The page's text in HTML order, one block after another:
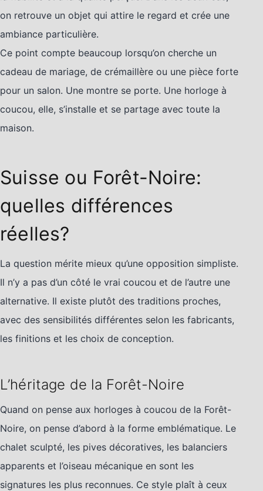
on retrouve un objet qui attire le regard et crée une
ambiance particulière.
Ce point compte beaucoup lorsqu’on cherche un
cadeau de mariage, de crémaillère ou une pièce forte
pour un salon. Une montre se porte. Une horloge à
coucou, elle, s’installe et se partage avec toute la
maison.
Suisse ou Forêt-Noire:
quelles différences
réelles?
La question mérite mieux qu’une opposition simpliste.
Il n’y a pas d’un côté le vrai coucou et de l’autre une
alternative. Il existe plutôt des traditions proches,
avec des sensibilités différentes selon les fabricants,
les finitions et les choix de conception.
L’héritage de la Forêt-Noire
Quand on pense aux horloges à coucou de la Forêt-
Noire, on pense d’abord à la forme emblématique. Le
chalet sculpté, les pives décoratives, les balanciers
apparents et l’oiseau mécanique en sont les
signatures les plus reconnues. Ce style plaît à ceux